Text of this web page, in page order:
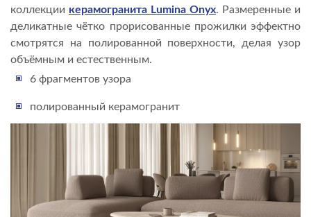
коллекции керамогранита Lumina Onyx. Размеренные и
деликатные чётко прорисованные прожилки эффектно
смотрятся на полированной поверхности, делая узор
объёмным и естественным.
6 фрагментов узора
полированный керамогранит